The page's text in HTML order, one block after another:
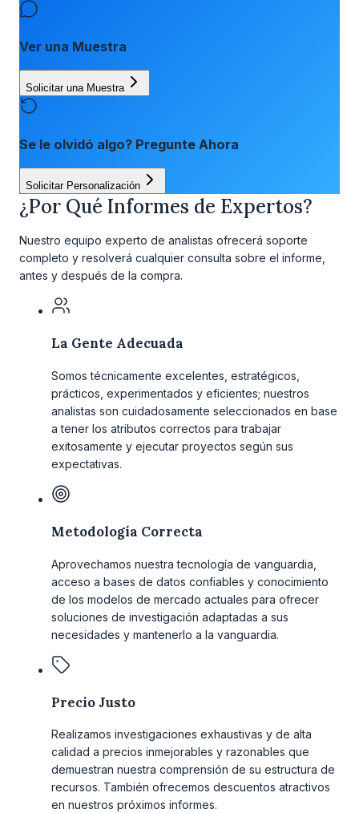
Ver una Muestra
Solicitar una Muestra
Se le olvidó algo? Pregunte Ahora
Solicitar Personalización
¿Por Qué Informes de Expertos?
Nuestro equipo experto de analistas ofrecerá soporte
completo y resolverá cualquier consulta sobre el informe,
antes y después de la compra.
La Gente Adecuada
Somos técnicamente excelentes, estratégicos,
prácticos, experimentados y eficientes; nuestros
analistas son cuidadosamente seleccionados en base
a tener los atributos correctos para trabajar
exitosamente y ejecutar proyectos según sus
expectativas.
Metodología Correcta
Aprovechamos nuestra tecnología de vanguardia,
acceso a bases de datos confiables y conocimiento
de los modelos de mercado actuales para ofrecer
soluciones de investigación adaptadas a sus
necesidades y mantenerlo a la vanguardia.
Precio Justo
Realizamos investigaciones exhaustivas y de alta
calidad a precios inmejorables y razonables que
demuestran nuestra comprensión de su estructura de
recursos. También ofrecemos descuentos atractivos
en nuestros próximos informes.